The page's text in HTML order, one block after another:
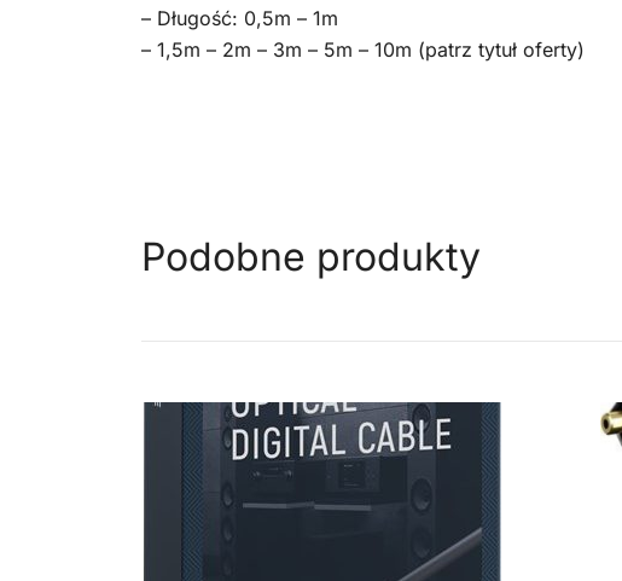
– Długość: 0,5m – 1m
– 1,5m – 2m – 3m – 5m – 10m (patrz tytuł oferty)
Podobne produkty